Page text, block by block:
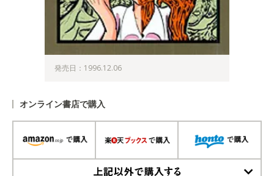
発売日：1996.12.06
オンライン書店で購入